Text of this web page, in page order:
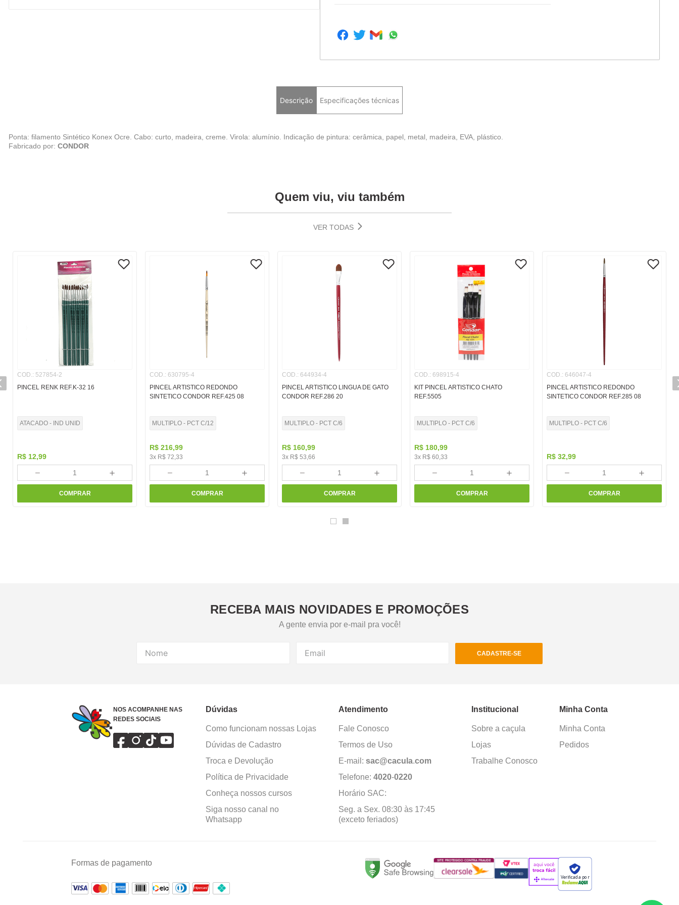
Descrição Especificações técnicas
Ponta: filamento Sintético Konex Ocre. Cabo: curto, madeira, creme. Virola: alumínio. Indicação de pintura: cerâmica, papel, metal, madeira, EVA, plástico.
Fabricado por: CONDOR
Quem viu, viu também
VER TODAS
COD.: 527854-2
PINCEL RENK REF.K-32 16
ATACADO - IND UNID
R$ 12,99
＋
－
COMPRAR
COD.: 630795-4
PINCEL ARTISTICO REDONDO
SINTETICO CONDOR REF.425 08
MULTIPLO - PCT C/12
R$ 216,99
3x R$ 72,33
＋
－
COMPRAR
COD.: 644934-4
PINCEL ARTISTICO LINGUA DE GATO
CONDOR REF.286 20
MULTIPLO - PCT C/6
R$ 160,99
3x R$ 53,66
＋
－
COMPRAR
COD.: 698915-4
KIT PINCEL ARTISTICO CHATO
REF.5505
MULTIPLO - PCT C/6
R$ 180,99
3x R$ 60,33
＋
－
COMPRAR
COD.: 646047-4
PINCEL ARTISTICO REDONDO
SINTETICO CONDOR REF.285 08
MULTIPLO - PCT C/6
R$ 32,99
＋
－
COMPRAR
RECEBA MAIS NOVIDADES E PROMOÇÕES
A gente envia por e-mail pra você!
CADASTRE-SE
NOS ACOMPANHE NAS
REDES SOCIAIS
Dúvidas
Como funcionam nossas Lojas
Dúvidas de Cadastro
Troca e Devolução
Política de Privacidade
Conheça nossos cursos
Siga nosso canal no
Whatsapp
Atendimento
Fale Conosco
Termos de Uso
E-mail: sac@cacula.com
Telefone: 4020-0220
Horário SAC:
Seg. a Sex. 08:30 às 17:45
(exceto feriados)
Institucional
Sobre a caçula
Lojas
Trabalhe Conosco
Minha Conta
Minha Conta
Pedidos
Formas de pagamento
Verificada por